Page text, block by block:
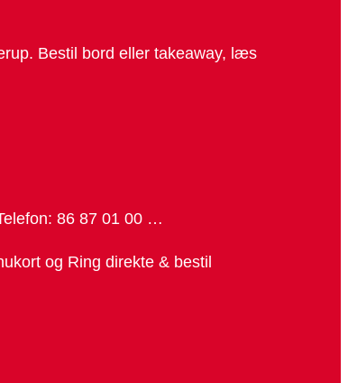
Bestil bord eller takeaway, læs
86 87 01 00 …
og Ring direkte & bestil